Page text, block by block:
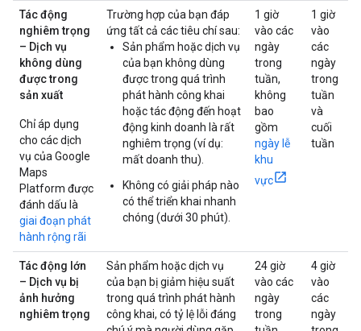
Tác động
nghiêm trọng
– Dịch vụ
không dùng
được trong
sản xuất
Chỉ áp dụng
cho các dịch
vụ của Google
Maps
Platform được
đánh dấu là
giai đoạn phát
hành rộng rãi
Trường hợp của bạn đáp
ứng tất cả các tiêu chí sau:
Sản phẩm hoặc dịch vụ
của bạn không dùng
được trong quá trình
phát hành công khai
hoặc tác động đến hoạt
động kinh doanh là rất
nghiêm trọng (ví dụ:
mất doanh thu).
Không có giải pháp nào
có thể triển khai nhanh
chóng (dưới 30 phút).
1 giờ
vào các
ngày
trong
tuần,
không
bao
gồm
ngày lễ
khu
vực
1 giờ
vào
các
ngày
trong
tuần
và
cuối
tuần
Tác động lớn
– Dịch vụ bị
ảnh hưởng
nghiêm trọng
Sản phẩm hoặc dịch vụ
của bạn bị giảm hiệu suất
trong quá trình phát hành
công khai, có tỷ lệ lỗi đáng
24 giờ
vào các
ngày
trong
4 giờ
vào
các
ngày